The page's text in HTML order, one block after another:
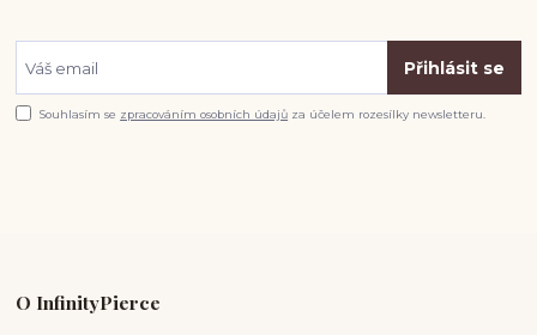
Přihlásit se
Souhlasím se zpracováním osobních údajů za účelem rozesílky newsletteru.
O InfinityPierce